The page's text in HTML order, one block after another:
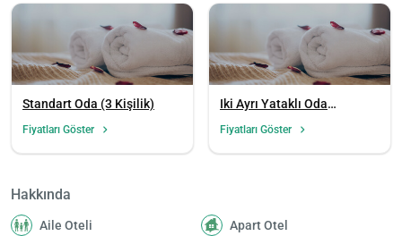
Standart Oda (3 Kişilik)
Fiyatları Göster
Iki Ayrı Yataklı Oda
Fiyatları Göster
Hakkında
Aile Oteli Apart Otel